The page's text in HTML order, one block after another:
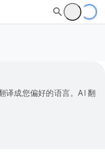
译成您偏好的语言。AI 翻